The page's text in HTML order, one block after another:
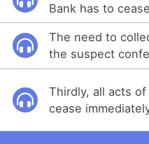
Bank has to
The need to
the suspect
Thirdly, all acts
cease